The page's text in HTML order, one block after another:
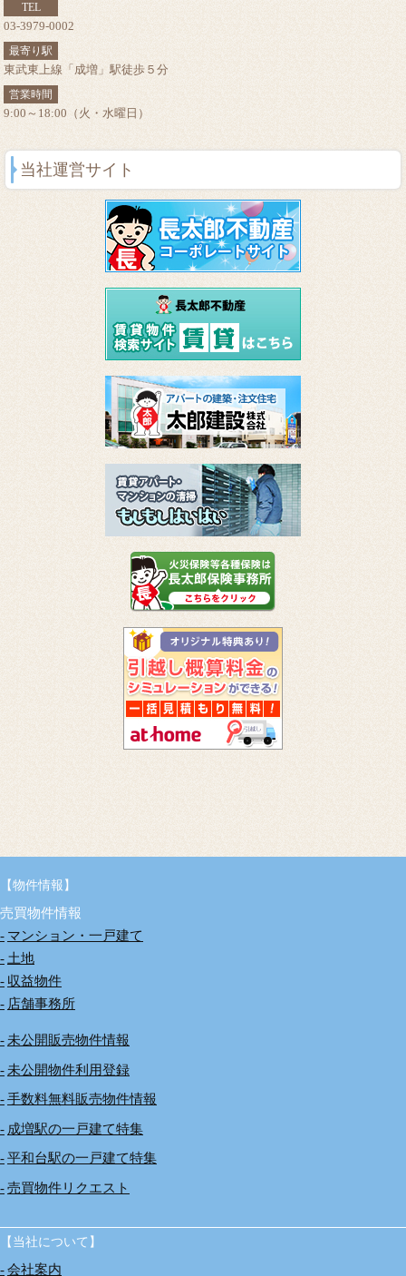
TEL
03-3979-0002
最寄り駅
東武東上線「成増」駅徒歩５分
営業時間
9:00～18:00（火・水曜日）
当社運営サイト
【物件情報】
売買物件情報
マンション・一戸建て
土地
収益物件
店舗事務所
未公開販売物件情報
未公開物件利用登録
手数料無料販売物件情報
成増駅の一戸建て特集
平和台駅の一戸建て特集
売買物件リクエスト
【当社について】
会社案内